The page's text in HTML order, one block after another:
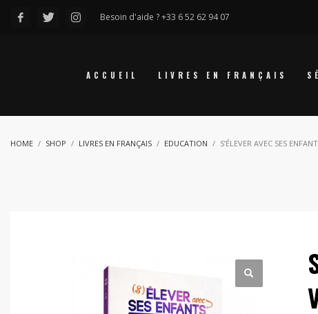
Besoin d'aide ? +33 6 52 62 94 07
ACCUEIL LIVRES EN FRANÇAIS
HOME SHOP LIVRES EN FRANÇAIS EDUCATION S’ÉLEVER AVEC SES